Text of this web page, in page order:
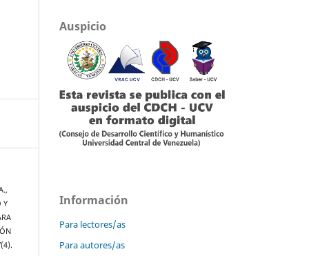
Y
(4).
Auspicio
Información
Para lectores/as
Para autores/as